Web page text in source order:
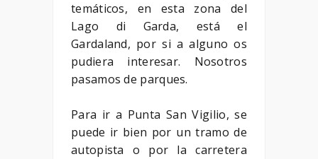
temáticos, en esta zona del
Lago di Garda, está el
Gardaland, por si a alguno os
pudiera interesar. Nosotros
pasamos de parques.
Para ir a Punta San Vigilio, se
puede ir bien por un tramo de
autopista o por la carretera